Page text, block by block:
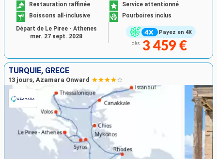
Payez en 4X
Restauration raffinée
Service attentionné
Boissons all-inclusive
Pourboires inclus
dès 3 459 €
Départ de Le Piree - Athenes
mer. 27 sept. 2028
TURQUIE, GRÈCE
13 jours, Azamara Onward